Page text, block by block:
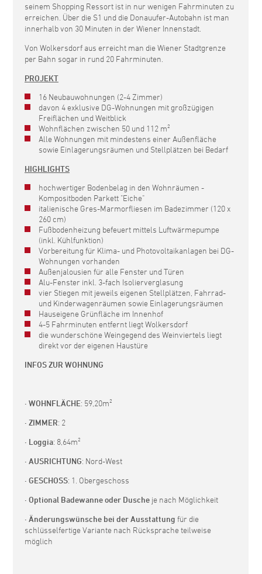
seinem Shopping Ressort ist in nur wenigen Fahrminuten zu
erreichen. Über die S1 und die Donauufer-Autobahn ist man
innerhalb von 30 Minuten in der Wiener Innenstadt.
Von Wolkersdorf aus erreicht man die Wiener Stadtgrenze
per Bahn sogar in rund 20 Fahrminuten.
PROJEKT
16 Neubauwohnungen (2-4 Zimmer)
davon 4 exklusive DG-Wohnungen mit großzügigen
Freiflächen und Weitblick
Wohnflächen zwischen 50 und 112 m²
Alle Wohnungen mit mindestens einer Außenfläche
sowie Einlagerungsräumen und Stellplätzen bei Bedarf
HIGHLIGHTS
hochwertiger Bodenbelag in den Wohnräumen -
Kompositboden Parkett "Eiche"
italienische Gres-Marmorfliesen im Badezimmer (120 x
260 cm)
Fußbodenheizung befeuert mittels Luftwärmepumpe
(inkl. Kühlfunktion)
Vorbereitung für Klima- und Photovoltaikanlagen bei DG-
Wohnungen vorhanden
Außenjalousien für alle Fenster und Türen
Alu-Fenster inkl. 3-fach Isolierverglasung
vier Stiegen mit jeweils eigenen Stellplätzen, Fahrrad-
und Kinderwagenräumen sowie Einlagerungsräumen
Hauseigene Grünfläche im Innenhof
4-5 Fahrminuten entfernt liegt Wolkersdorf
die wunderschöne Weingegend des Weinviertels liegt
direkt vor der eigenen Haustüre
INFOS ZUR WOHNUNG
· WOHNFLÄCHE: 59,20m²
· ZIMMER: 2
· Loggia: 8,64m²
· AUSRICHTUNG: Nord-West
· GESCHOSS: 1. Obergeschoss
· Optional Badewanne oder Dusche je nach Möglichkeit
· Änderungswünsche bei der Ausstattung für die
schlüsselfertige Variante nach Rücksprache teilweise
möglich